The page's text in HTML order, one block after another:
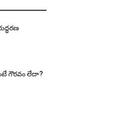
గౌర‌వం లేదా?